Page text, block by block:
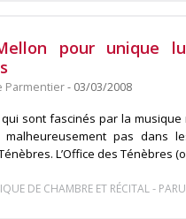
pour unique
Parmentier- 03/03/2008
sont fascinés par la
pas dans
L’Office des Ténèbres
DE CHAMBRE ET RÉCITAL-